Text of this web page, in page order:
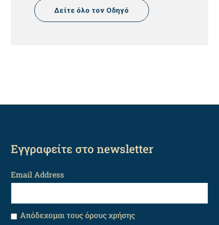
Δείτε όλο τον Οδηγό
Εγγραφείτε στο newsletter
Email Address
Απόδεχομαι τους όρους χρήσης